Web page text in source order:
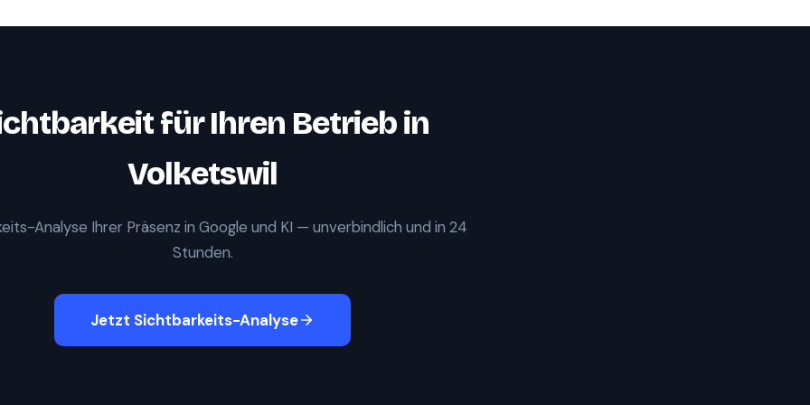
für Ihren Betrieb in
Volketswil
Analyse Ihrer Präsenz in Google und KI — unverbindlich und in 24
Stunden.
Jetzt Sichtbarkeits-Analyse